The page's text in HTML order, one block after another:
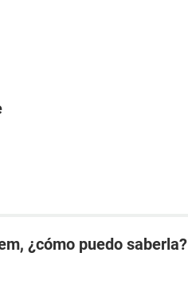
¿cómo puedo saberla?